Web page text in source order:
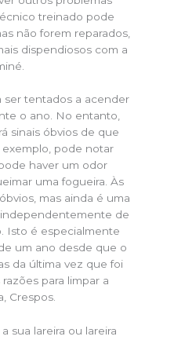
treinado pode
não forem reparados,
dispendiosos com a
tentados a acender
o ano. No entanto,
sinais óbvios de que
pode notar
haver um odor
uma fogueira. Às
mas ainda é uma
de
Isto é especialmente
um ano desde que o
da última vez que foi
para limpar a
Crespos.
sua lareira ou lareira